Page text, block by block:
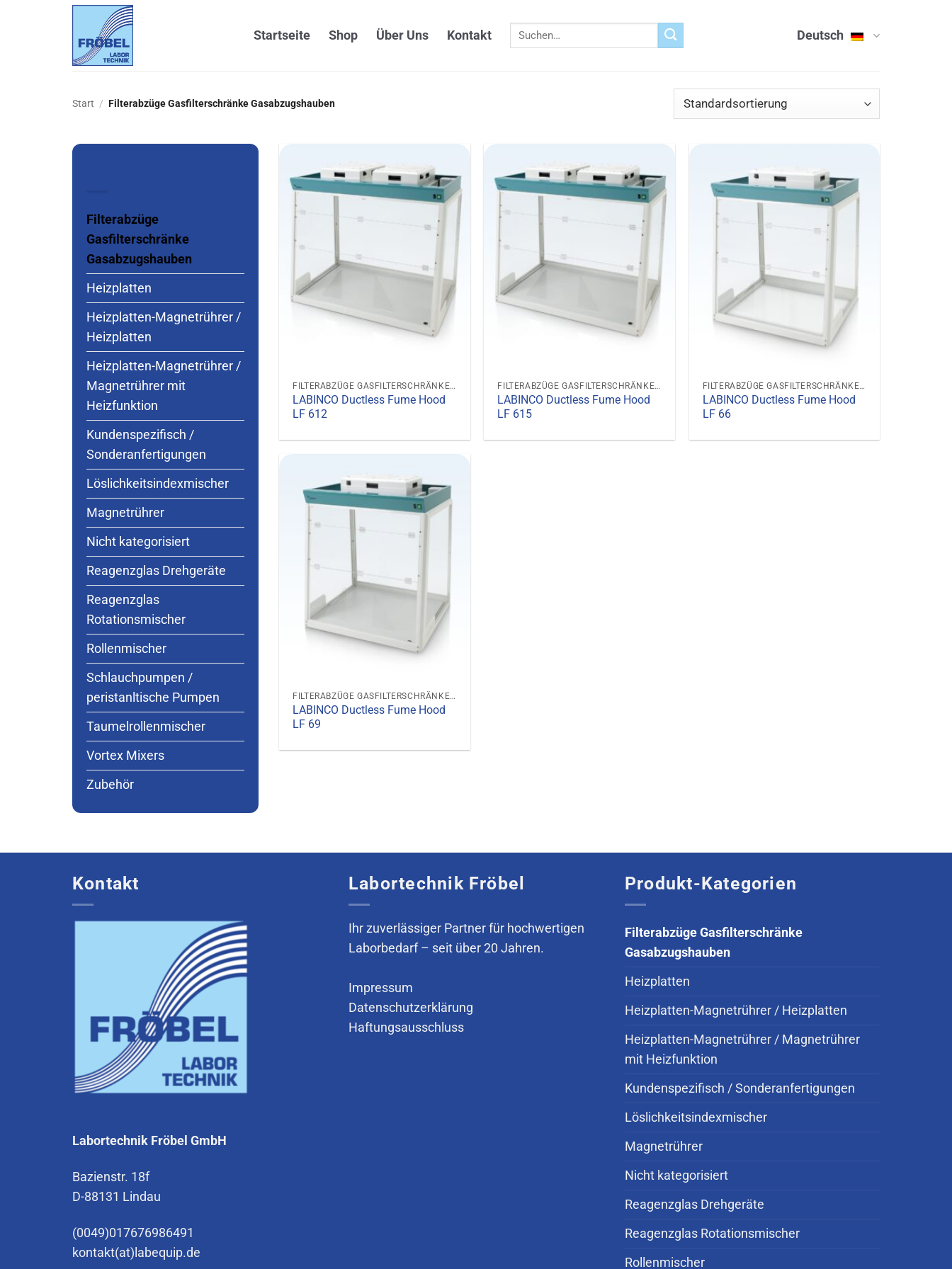
Startseite Shop Über Uns Kontakt
Suchen
Deutsch
Start / Filterabzüge Gasfilterschränke Gasabzugshauben
Filterabzüge
Gasfilterschränke
Gasabzugshauben
Heizplatten
Heizplatten-Magnetrührer /
Heizplatten
Heizplatten-Magnetrührer /
Magnetrührer mit
Heizfunktion
Kundenspezifisch /
Sonderanfertigungen
Löslichkeitsindexmischer
Magnetrührer
Nicht kategorisiert
Reagenzglas Drehgeräte
Reagenzglas
Rotationsmischer
Rollenmischer
Schlauchpumpen /
peristanltische Pumpen
Taumelrollenmischer
Vortex Mixers
Zubehör
FILTERABZÜGE GASFILTERSCHRÄNKE GASABZUGSHAUBEN
LABINCO Ductless Fume Hood
LF 612
FILTERABZÜGE GASFILTERSCHRÄNKE GASABZUGSHAUBEN
LABINCO Ductless Fume Hood
LF 615
FILTERABZÜGE GASFILTERSCHRÄNKE GASABZUGSHAUBEN
LABINCO Ductless Fume Hood
LF 66
FILTERABZÜGE GASFILTERSCHRÄNKE GASABZUGSHAUBEN
LABINCO Ductless Fume Hood
LF 69
Kontakt
Labortechnik Fröbel GmbH
Bazienstr. 18f
D-88131 Lindau
(0049)017676986491
kontakt(at)labequip.de
Labortechnik Fröbel
Ihr zuverlässiger Partner für hochwertigen
Laborbedarf – seit über 20 Jahren.
Impressum
Datenschutzerklärung
Haftungsausschluss
Produkt-Kategorien
Filterabzüge Gasfilterschränke
Gasabzugshauben
Heizplatten
Heizplatten-Magnetrührer / Heizplatten
Heizplatten-Magnetrührer / Magnetrührer
mit Heizfunktion
Kundenspezifisch / Sonderanfertigungen
Löslichkeitsindexmischer
Magnetrührer
Nicht kategorisiert
Reagenzglas Drehgeräte
Reagenzglas Rotationsmischer
Rollenmischer